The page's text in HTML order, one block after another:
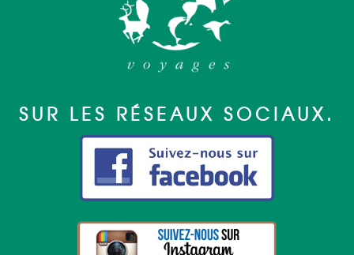
SUR LES RÉSEAUX SOCIAUX.